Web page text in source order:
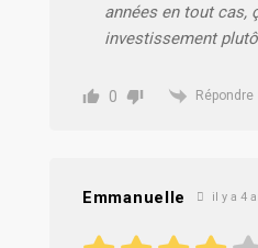
années en tout cas,
investissement
0 Répondre
Emmanuelle il y a 4